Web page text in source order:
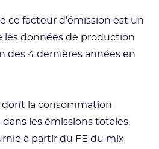
ce facteur d’émission est un
les données de production
des 4 dernières années en
dont la consommation
les émissions totales,
à partir du FE du mix